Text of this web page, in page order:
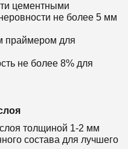
цементными
не более 5 мм
праймером для
не более 8% для
толщиной 1-2 мм
состава для лучшего